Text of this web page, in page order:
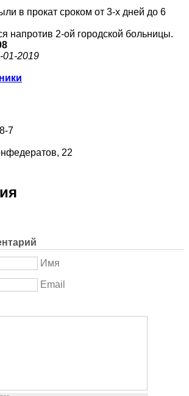
в прокат сроком от 3-х дней до 6
напротив 2-ой городской больницы.
01-2019
7
22
Имя
Email